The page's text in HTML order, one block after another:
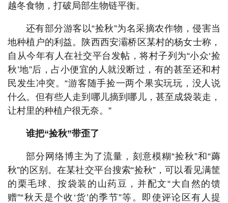
越冬食物，打破局部生物链平衡。
还有部分游客以“捡秋”为名采摘农作物，侵害当
地种植户的利益。陕西西安灞桥区某村的杨女士称，
自从今年有人在社交平台发帖，将村子列为“小众‘捡
秋’地”后，占小便宜的人就没断过，有的甚至还和村
民发生冲突。“游客随手捡一两个果实玩玩，没人说
什么。但有些人走到哪儿摘到哪儿，甚至成袋装走，
让村里的种植户很无奈。”
谁把“捡秋”带歪了
部分网络博主为了流量，刻意模糊“捡秋”和“薅
秋”的区别。在某社交平台搜索“捡秋”，可以看见满筐
的栗毛球、按袋装的山药豆，并配文“大自然的馈
赠”“秋天是个收‘货’的季节”等。即使评论区有人提